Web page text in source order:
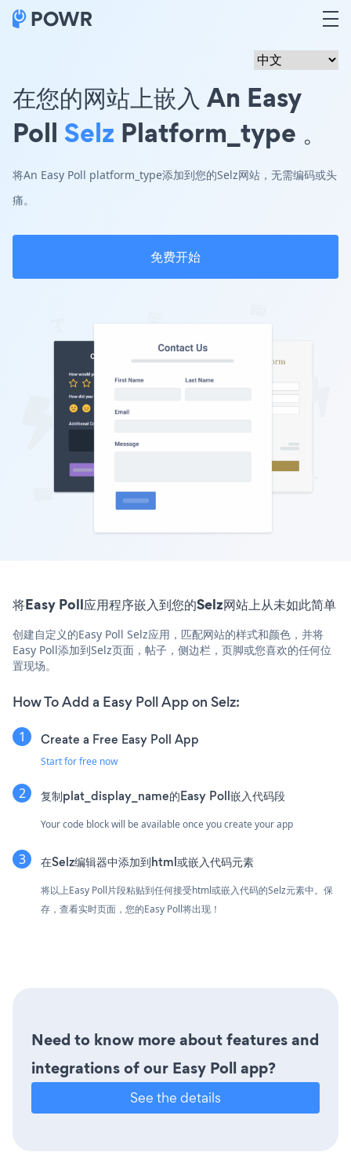
在您的网站上嵌入 An Easy
Poll Selz Platform_type 。
将An Easy Poll platform_type添加到您的Selz网站，无需编码或头
痛。
免费开始
将Easy Poll应用程序嵌入到您的Selz网站上从未如此简单
创建自定义的Easy Poll Selz应用，匹配网站的样式和颜色，并将
Easy Poll添加到Selz页面，帖子，侧边栏，页脚或您喜欢的任何位
置现场。
How To Add a Easy Poll App on Selz:
Create a Free Easy Poll App
Start for free now
复制plat_display_name的Easy Poll嵌入代码段
Your code block will be available once you create your app
在Selz编辑器中添加到html或嵌入代码元素
将以上Easy Poll片段粘贴到任何接受html或嵌入代码的Selz元素中。保
存，查看实时页面，您的Easy Poll将出现！
Need to know more about features and
integrations of our Easy Poll app?
See the details